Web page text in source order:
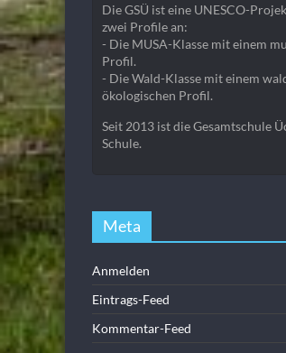
Die GSÜ ist eine UNESCO-
zwei Profile an:
- Die MUSA-Klasse mit einem
Profil.
- Die Wald-Klasse mit einem
ökologischen Profil.
Seit 2013 ist die Gesamtschule
Schule.
Meta
Anmelden
Eintrags-Feed
Kommentar-Feed